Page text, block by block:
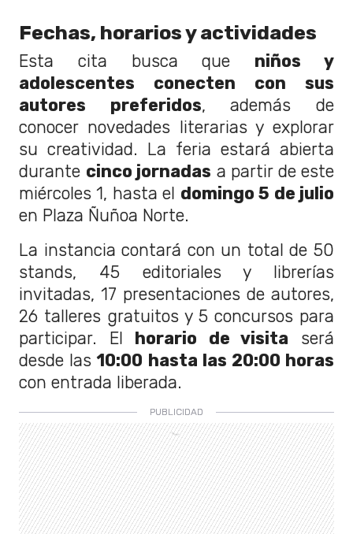
Fechas, horarios y actividades
Esta cita busca que niños y
adolescentes conecten con sus
autores preferidos, además de
conocer novedades literarias y explorar
su creatividad. La feria estará abierta
durante cinco jornadas a partir de este
miércoles 1, hasta el domingo 5 de julio
en Plaza Ñuñoa Norte.
La instancia contará con un total de 50
stands, 45 editoriales y librerías
invitadas, 17 presentaciones de autores,
26 talleres gratuitos y 5 concursos para
participar. El horario de visita será
desde las10:00 hasta las 20:00 horas
con entrada liberada.